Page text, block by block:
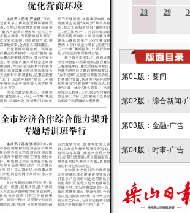
第01版：要闻
第02版：综合新闻·
第03版：金融·广告
第04版：时事·广告